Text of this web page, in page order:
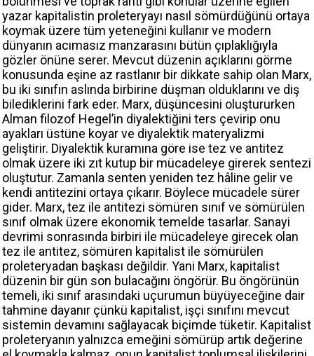
yazar kapitalistin proleteryayı nasıl sömürdüğünü ortaya
koymak üzere tüm yeteneğini kullanır ve modern
dünyanın acımasız manzarasını bütün çıplaklığıyla
gözler önüne serer. Mevcut düzenin açıklarını görme
konusunda eşine az rastlanır bir dikkate sahip olan Marx,
bu iki sınıfın aslında birbirine düşman olduklarını ve diş
bilediklerini fark eder. Marx, düşüncesini oluştururken
Alman filozof Hegel’in diyalektiğini ters çevirip onu
ayakları üstüne koyar ve diyalektik materyalizmi
geliştirir. Diyalektik kuramına göre ise tez ve antitez
olmak üzere iki zıt kutup bir mücadeleye girerek sentezi
oluştutur. Zamanla senten yeniden tez hâline gelir ve
kendi antitezini ortaya çıkarır. Böylece mücadele sürer
gider. Marx, tez ile antitezi sömüren sınıf ve sömürülen
sınıf olmak üzere ekonomik temelde tasarlar. Sanayi
devrimi sonrasında birbiri ile mücadeleye girecek olan
tez ile antitez, sömüren kapitalist ile sömürülen
proleteryadan başkası değildir. Yani Marx, kapitalist
düzenin bir gün son bulacağını öngörür. Bu öngörünün
temeli, iki sınıf arasındaki uçurumun büyüyeceğine dair
tahmine dayanır çünkü kapitalist, işçi sınıfını mevcut
sistemin devamını sağlayacak biçimde tüketir. Kapitalist
proleteryanın yalnızca emeğini sömürüp artık değerine